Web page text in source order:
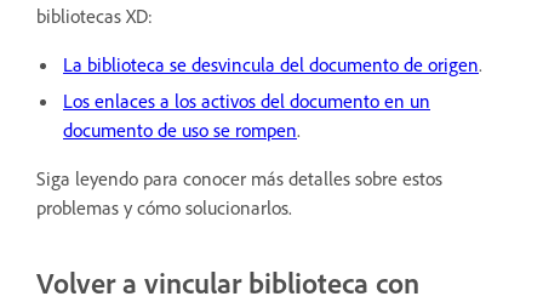
bibliotecas XD:
La biblioteca se desvincula del documento de origen.
Los enlaces a los activos del documento en un
documento de uso se rompen.
Siga leyendo para conocer más detalles sobre estos
problemas y cómo solucionarlos.
Volver a vincular biblioteca con